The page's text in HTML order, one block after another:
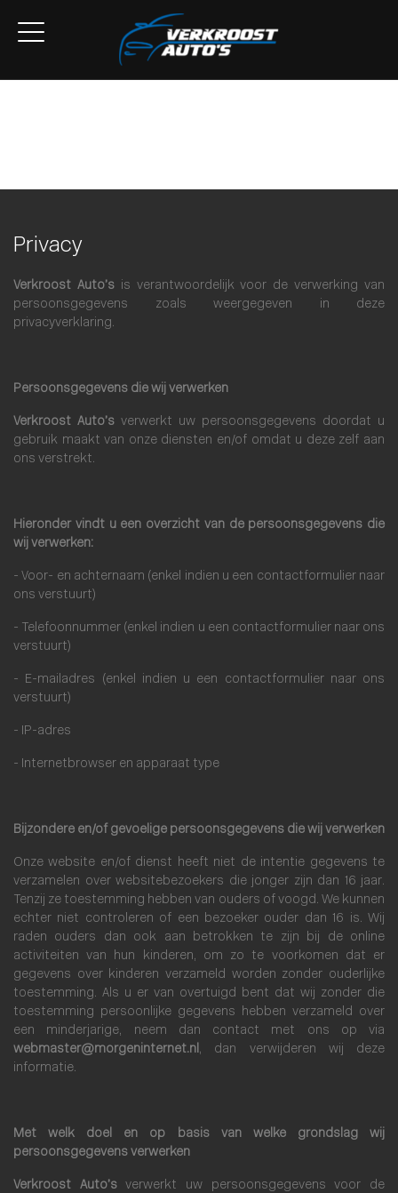
Aanbod
Over ons
Privacy
Verkroost Auto’sis verantwoordelijk voor de verwerking van
persoonsgegevens zoals weergegeven in deze
privacyverklaring.
Persoonsgegevens die wij verwerken
Verkroost Auto’s verwerkt uw persoonsgegevens doordat u
gebruik maakt van onze diensten en/of omdat u deze zelf aan
ons verstrekt.
Hieronder vindt u een overzicht van de persoonsgegevens die
wij verwerken:
- Voor- en achternaam (enkel indien u een contactformulier naar
ons verstuurt)
- Telefoonnummer (enkel indien u een contactformulier naar ons
verstuurt)
- E-mailadres (enkel indien u een contactformulier naar ons
verstuurt)
- IP-adres
- Internetbrowser en apparaat type
Bijzondere en/of gevoelige persoonsgegevens die wij verwerken
Onze website en/of dienst heeft niet de intentie gegevens te
verzamelen over websitebezoekers die jonger zijn dan 16 jaar.
Tenzij ze toestemming hebben van ouders of voogd. We kunnen
echter niet controleren of een bezoeker ouder dan 16 is. Wij
raden ouders dan ook aan betrokken te zijn bij de online
activiteiten van hun kinderen, om zo te voorkomen dat er
gegevens over kinderen verzameld worden zonder ouderlijke
toestemming. Als u er van overtuigd bent dat wij zonder die
toestemming persoonlijke gegevens hebben verzameld over
een minderjarige, neem dan contact met ons op via
webmaster@morgeninternet.nl, dan verwijderen wij deze
informatie.
Met welk doel en op basis van welke grondslag wij
persoonsgegevens verwerken
Verkroost Auto’sverwerkt uw persoonsgegevens voor de